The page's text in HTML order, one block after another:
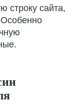
строку сайта,